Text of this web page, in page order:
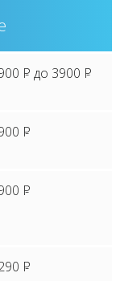
P до 3900 P
P
P
P